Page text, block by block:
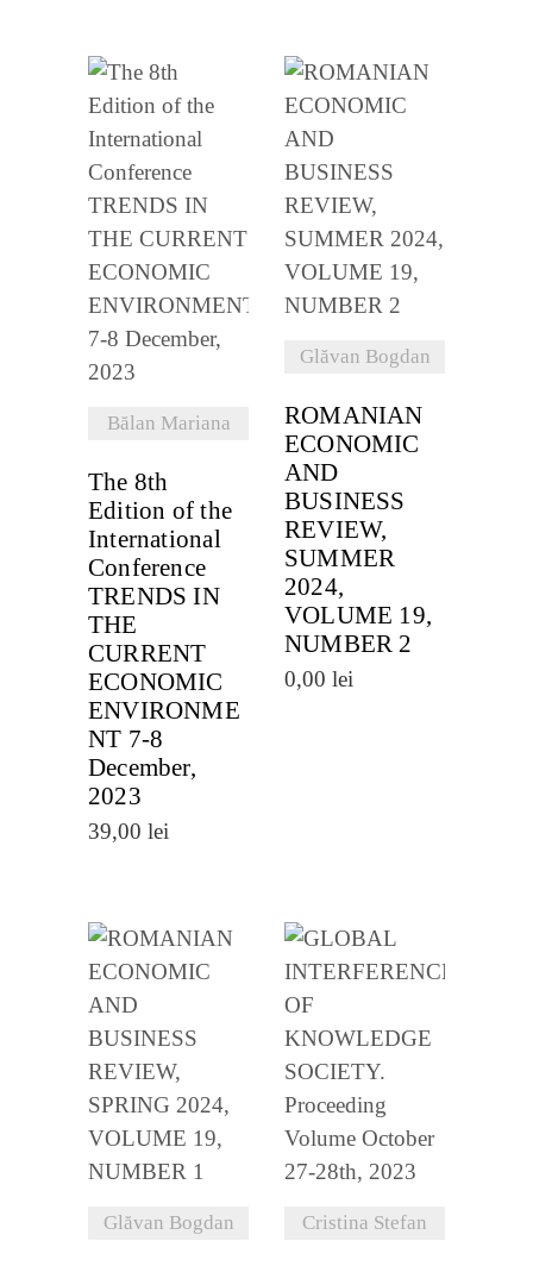
Bălan Mariana
DETALII
The 8th
Edition of the
International
Conference
TRENDS IN
THE
CURRENT
ECONOMIC
ENVIRONME
NT 7-8
December,
2023
39,00 lei
Glăvan Bogdan
DETALII
ROMANIAN
ECONOMIC
AND
BUSINESS
REVIEW,
SUMMER
2024,
VOLUME 19,
NUMBER 2
0,00 lei
Glăvan Bogdan
DETALII
Cristina Stefan
DETALII